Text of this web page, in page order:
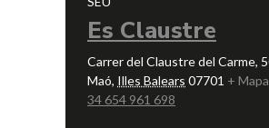
Es Claustre
Carrer del Claustre del Carme,
Maó, Illes Balears 07701 +
34 654 961 698